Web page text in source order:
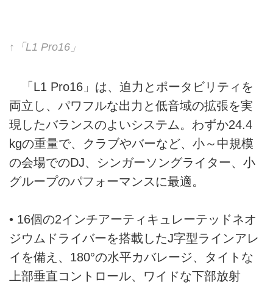
↑「L1 Pro16」
「L1 Pro16」は、迫力とポータビリティを
両立し、パワフルな出力と低音域の拡張を実
現したバランスのよいシステム。わずか24.4
kgの重量で、クラブやバーなど、小～中規模
の会場でのDJ、シンガーソングライター、小
グループのパフォーマンスに最適。
• 16個の2インチアーティキュレーテッドネオ
ジウムドライバーを搭載したJ字型ラインアレ
イを備え、180°の水平カバレージ、タイトな
上部垂直コントロール、ワイドな下部放射